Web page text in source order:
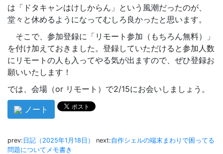
は「ドタキャンはけしからん」という風潮だったのが、
堂々と休めるようになってむしろ良かったと思います。
そこで、参加登録に「リモート参加（もちろん無料）」
を付け加えておきました。登録していただけると参加人数
にリモートの人も入ってやる気が出ますので、ぜひ登録お
願いいたします！
では、会場（or リモート）で2/15にお会いしましょう。
ノート
prev: 日記（2025年1月18日） next:自作シェルの端末まわりで困ってる
問題についてメモ書き